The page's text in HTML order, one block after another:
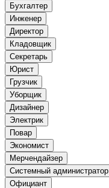
Бухгалтер
Инженер
Директор
Кладовщик
Секретарь
Юрист
Грузчик
Уборщик
Дизайнер
Электрик
Повар
Экономист
Мерчендайзер
Системный администратор
Официант